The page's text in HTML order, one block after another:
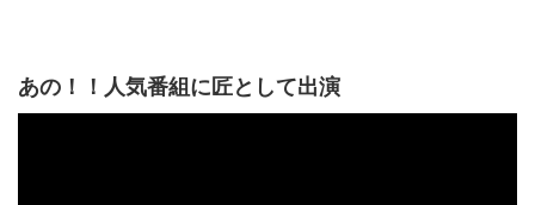
あの！！人気番組に匠として出演